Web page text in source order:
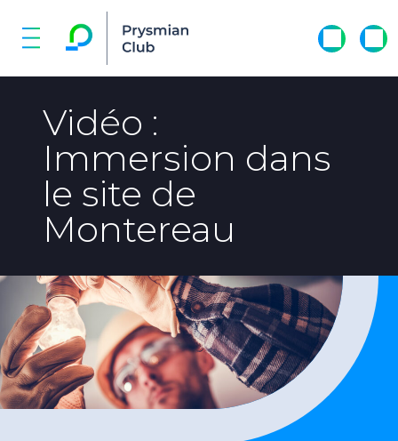
Vidéo :
Immersion dans
le site de
Montereau